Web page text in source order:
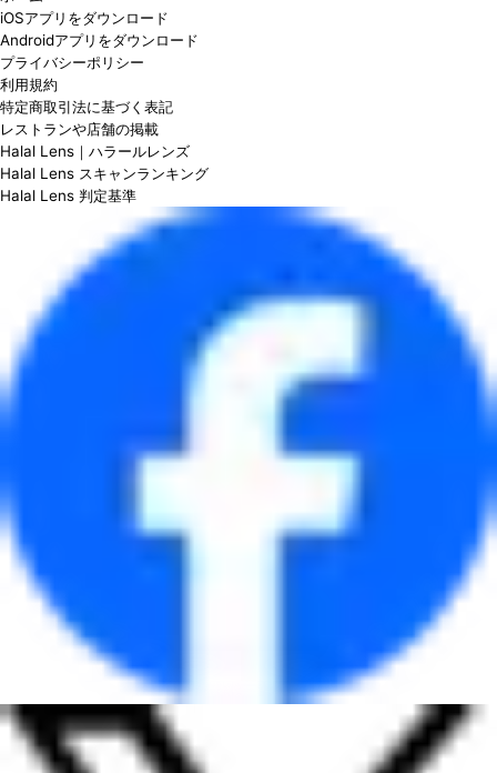
iOSアプリをダウンロード
Androidアプリをダウンロード
プライバシーポリシー
利用規約
特定商取引法に基づく表記
レストランや店舗の掲載
Halal Lens｜ハラールレンズ
Halal Lens スキャンランキング
Halal Lens 判定基準